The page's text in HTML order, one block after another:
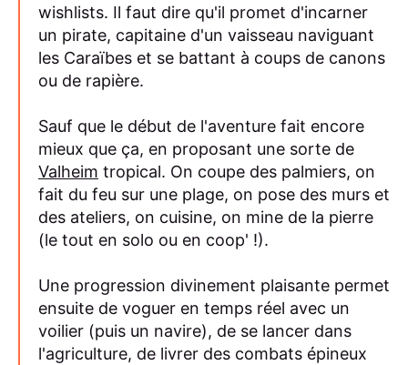
wishlists. Il faut dire qu'il promet d'incarner
un pirate, capitaine d'un vaisseau naviguant
les Caraïbes et se battant à coups de canons
ou de rapière.
Sauf que le début de l'aventure fait encore
mieux que ça, en proposant une sorte de
Valheim tropical. On coupe des palmiers, on
fait du feu sur une plage, on pose des murs et
des ateliers, on cuisine, on mine de la pierre
(le tout en solo ou en coop' !).
Une progression divinement plaisante permet
ensuite de voguer en temps réel avec un
voilier (puis un navire), de se lancer dans
l'agriculture, de livrer des combats épineux